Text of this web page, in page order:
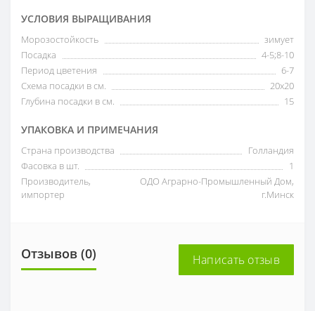
УСЛОВИЯ ВЫРАЩИВАНИЯ
Морозостойкость
зимует
Посадка
4-5;8-10
Период цветения
6-7
Схема посадки в см.
20х20
Глубина посадки в см.
15
УПАКОВКА И ПРИМЕЧАНИЯ
Страна производства
Голландия
Фасовка в шт.
1
Производитель,
импортер
ОДО Аграрно-Промышленный Дом,
г.Минск
Отзывов (0) Написать отзыв